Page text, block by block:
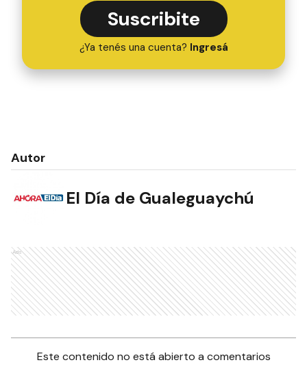
Suscribite
¿Ya tenés una cuenta? Ingresá
Autor
El Día de Gualeguaychú
Ads
Este contenido no está abierto a comentarios